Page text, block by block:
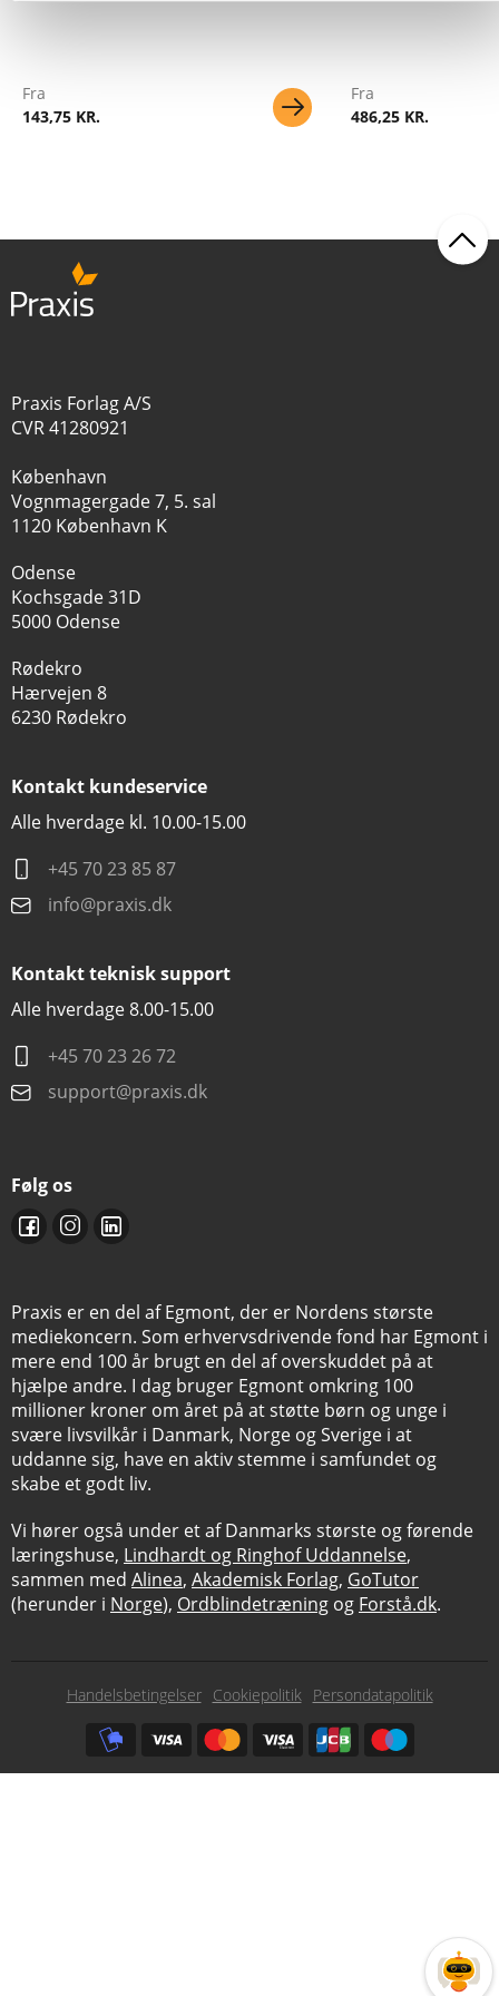
Fra
143,75 KR.
Fra
486,25 KR.
Praxis Forlag A/S
CVR 41280921
København
Vognmagergade 7, 5. sal
1120 København K
Odense
Kochsgade 31D
5000 Odense
Rødekro
Hærvejen 8
6230 Rødekro
Kontakt kundeservice
Alle hverdage kl. 10.00-15.00
+45 70 23 85 87
info@praxis.dk
Kontakt teknisk support
Alle hverdage 8.00-15.00
+45 70 23 26 72
support@praxis.dk
Følg os
Praxis er en del af Egmont, der er Nordens største
mediekoncern. Som erhvervsdrivende fond har Egmont i
mere end 100 år brugt en del af overskuddet på at
hjælpe andre. I dag bruger Egmont omkring 100
millioner kroner om året på at støtte børn og unge i
svære livsvilkår i Danmark, Norge og Sverige i at
uddanne sig, have en aktiv stemme i samfundet og
skabe et godt liv.
Vi hører også under et af Danmarks største og førende
læringshuse, Lindhardt og Ringhof Uddannelse,
sammen med Alinea, Akademisk Forlag, GoTutor
(herunder i Norge), Ordblindetræning og Forstå.dk.
Subfooter
Handelsbetingelser Cookiepolitik
Persondatapolitik
Subfooter
payment
options